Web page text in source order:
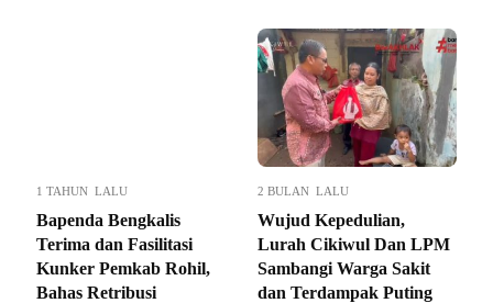
1 TAHUN LALU
Bapenda Bengkalis
Terima dan Fasilitasi
Kunker Pemkab Rohil,
Bahas Retribusi
2 BULAN LALU
Wujud Kepedulian,
Lurah Cikiwul Dan LPM
Sambangi Warga Sakit
dan Terdampak Puting